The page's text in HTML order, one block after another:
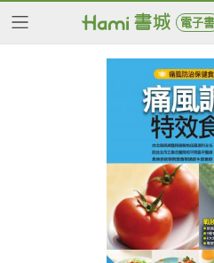
電子書